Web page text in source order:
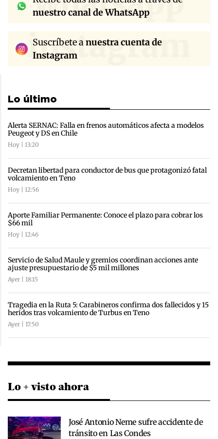
nuestro canal de WhatsApp
instagram
Suscríbete anuestra cuenta de
Instagram
Lo último
Alerta SERNAC: Falla en frenos automáticos afecta a modelos
Peugeot y DS en Chile
Hoy | 13:20
Decretan libertad para conductor de bus que protagonizó fatal
volcamiento en Teno
Hoy | 12:56
Aporte Familiar Permanente: Conoce el plazo para cobrar los
$66 mil
Hoy | 12:46
Servicio de Salud Maule y gremios coordinan acciones ante
ajuste presupuestario de $5 mil millones
Ayer | 18:15
Tragedia en la Ruta 5: Carabineros confirma dos fallecidos y 15
heridos tras volcamiento de Turbus en Teno
Ayer | 17:50
Lo + visto ahora
José Antonio Neme sufre accidente de
tránsito en Las Condes